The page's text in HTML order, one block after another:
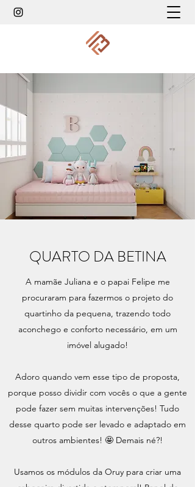
QUARTO DA BETINA
A mamãe Juliana e o papai Felipe me
procuraram para fazermos o projeto do
quartinho da pequena, trazendo todo
aconchego e conforto necessário, em um
imóvel alugado!
Adoro quando vem esse tipo de proposta,
porque posso dividir com vocês o que a gente
pode fazer sem muitas intervenções! Tudo
desse quarto pode ser levado e adaptado em
outros ambientes! 🤩 Demais né?!
Usamos os módulos da Oruy para criar uma